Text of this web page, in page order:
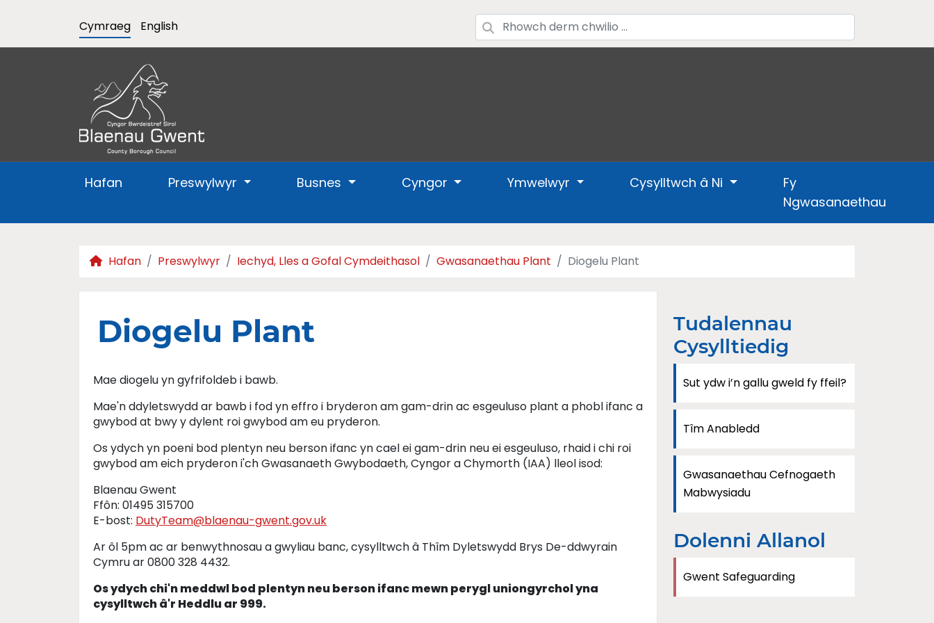
Cymraeg English
Hafan Preswylwyr Busnes Cyngor Ymwelwyr Cysylltwch â Ni
Fy
Ngwasanaethau
Hafan Preswylwyr Iechyd, Lles a Gofal Cymdeithasol Gwasanaethau Plant Diogelu Plant
Diogelu Plant
Mae diogelu yn gyfrifoldeb i bawb.
Mae'n ddyletswydd ar bawb i fod yn effro i bryderon am gam-drin ac esgeuluso plant a phobl ifanc a
gwybod at bwy y dylent roi gwybod am eu pryderon.
Os ydych yn poeni bod plentyn neu berson ifanc yn cael ei gam-drin neu ei esgeuluso, rhaid i chi roi
gwybod am eich pryderon i'ch Gwasanaeth Gwybodaeth, Cyngor a Chymorth (IAA) lleol isod:
Blaenau Gwent
Ffôn: 01495 315700
E-bost: DutyTeam@blaenau-gwent.gov.uk
Ar ôl 5pm ac ar benwythnosau a gwyliau banc, cysylltwch â Thîm Dyletswydd Brys De-ddwyrain
Cymru ar 0800 328 4432.
Os ydych chi'n meddwl bod plentyn neu berson ifanc mewn perygl uniongyrchol yna
cysylltwch â'r Heddlu ar 999.
Tudalennau
Cysylltiedig
Sut ydw i’n gallu gweld fy ffeil?
Tîm Anabledd
Gwasanaethau Cefnogaeth
Mabwysiadu
Dolenni Allanol
Gwent Safeguarding